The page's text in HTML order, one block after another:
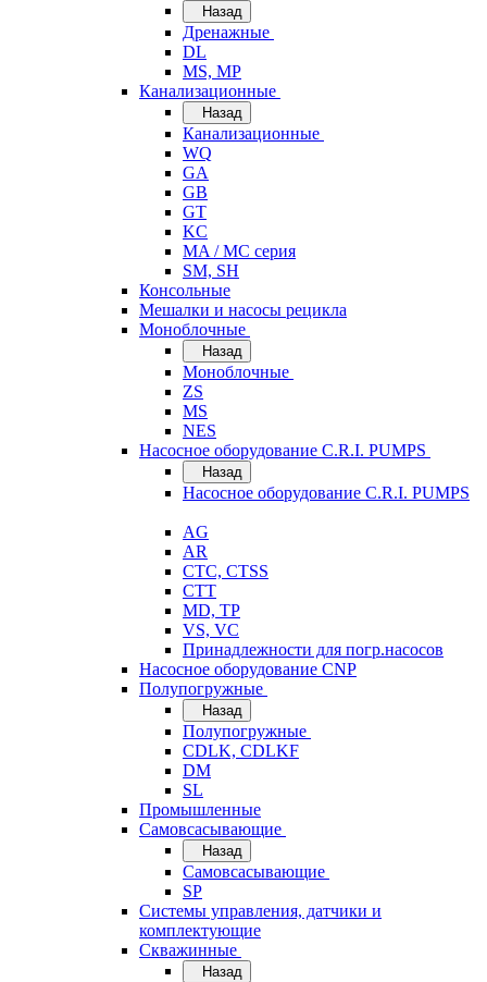
Назад
Дренажные
DL
MS, MP
Канализационные
Назад
Канализационные
WQ
GA
GB
GT
KC
MA / MC серия
SM, SH
Консольные
Мешалки и насосы рецикла
Моноблочные
Назад
Моноблочные
ZS
MS
NES
Насосное оборудование C.R.I. PUMPS
Назад
Насосное оборудование C.R.I. PUMPS
AG
AR
CTC, CTSS
CTT
MD, TP
VS, VC
Принадлежности для погр.насосов
Насосное оборудование CNP
Полупогружные
Назад
Полупогружные
CDLK, CDLKF
DM
SL
Промышленные
Самовсасывающие
Назад
Самовсасывающие
SP
Системы управления, датчики и
комплектующие
Скважинные
Назад